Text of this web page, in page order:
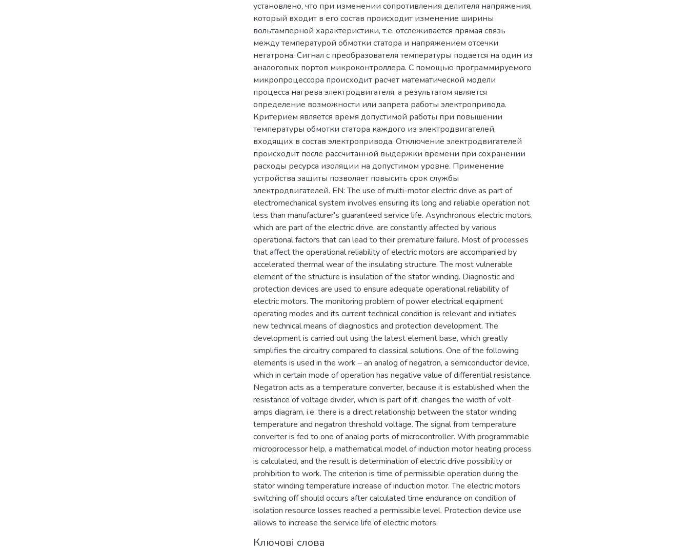
установлено, что при изменении сопротивления делителя напряжения,
который входит в его состав происходит изменение ширины
вольтамперной характеристики, т.е. отслеживается прямая связь
между температурой обмотки статора и напряжением отсечки
негатрона. Сигнал с преобразователя температуры подается на один из
аналоговых портов микроконтроллера. С помощью программируемого
микропроцессора происходит расчет математической модели
процесса нагрева электродвигателя, а результатом является
определение возможности или запрета работы электропривода.
Критерием является время допустимой работы при повышении
температуры обмотки статора каждого из электродвигателей,
входящих в состав электропривода. Отключение электродвигателей
происходит после рассчитанной выдержки времени при сохранении
расходы ресурса изоляции на допустимом уровне. Применение
устройства защиты позволяет повысить срок службы
электродвигателей. EN: The use of multi-motor electric drive as part of
electromechanical system involves ensuring its long and reliable operation not
less than manufacturer's guaranteed service life. Asynchronous electric motors,
which are part of the electric drive, are constantly affected by various
operational factors that can lead to their premature failure. Most of processes
that affect the operational reliability of electric motors are accompanied by
accelerated thermal wear of the insulating structure. The most vulnerable
element of the structure is insulation of the stator winding. Diagnostic and
protection devices are used to ensure adequate operational reliability of
electric motors. The monitoring problem of power electrical equipment
operating modes and its current technical condition is relevant and initiates
new technical means of diagnostics and protection development. The
development is carried out using the latest element base, which greatly
simplifies the circuitry compared to classical solutions. One of the following
elements is used in the work – an analog of negatron, a semiconductor device,
which in certain mode of operation has negative value of differential resistance.
Negatron acts as a temperature converter, because it is established when the
resistance of voltage divider, which is part of it, changes the width of volt-
amps diagram, i.e. there is a direct relationship between the stator winding
temperature and negatron threshold voltage. The signal from temperature
converter is fed to one of analog ports of microcontroller. With programmable
microprocessor help, a mathematical model of induction motor heating process
is calculated, and the result is determination of electric drive possibility or
prohibition to work. The criterion is time of permissible operation during the
stator winding temperature increase of induction motor. The electric motors
switching off should occurs after calculated time endurance on condition of
isolation resource losses reached a permissible level. Protection device use
allows to increase the service life of electric motors.
Ключові слова